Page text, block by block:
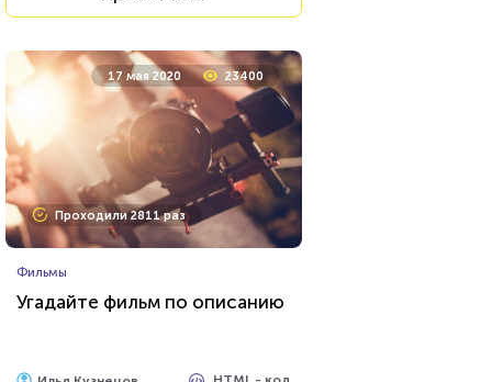
17 мая 2020 23400
Проходили 2811 раз
Фильмы
Угадайте фильм по описанию